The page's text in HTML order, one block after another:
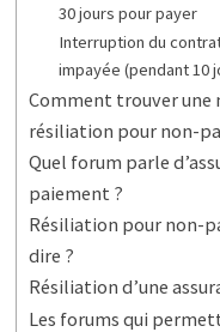
30 jours pour payer
Interruption du
impayée (pendant 10
Comment trouver une
résiliation pour non-
Quel forum parle
paiement ?
Résiliation pour non-
dire ?
Résiliation d’une
Les forums qui